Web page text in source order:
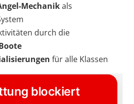
Mechanikals
durch die
für alle Klassen